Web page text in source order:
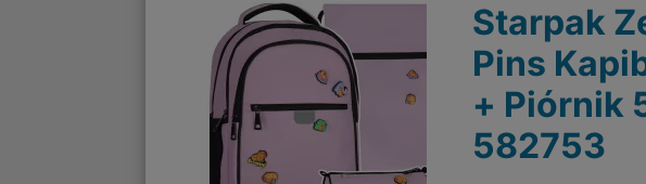
Starpak
Pins
+ Piórnik
582753